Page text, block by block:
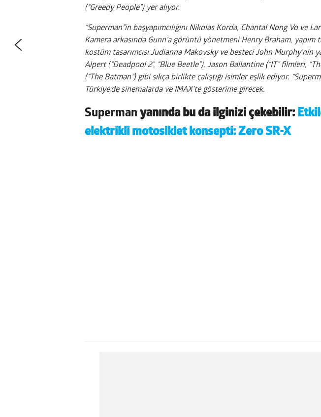
(“Greedy People”) yer alıyor.
“Superman”in başyapımcılığını Nikolas Korda, Chantal Nong Vo ve
Kamera arkasında Gunn’a görüntü yönetmeni Henry Braham, yapım
kostüm tasarımcısı Judianna Makovsky ve besteci John Murphy’nin
Alpert (“Deadpool 2”, “Blue Beetle”), Jason Ballantine (“IT” filmleri,
(“The Batman”) gibi sıkça birlikte çalıştığı isimler eşlik ediyor.
Türkiye’de sinemalarda ve IMAX’te gösterime girecek.
Superman yanında bu da ilginizi çekebilir:
elektrikli motosiklet konsepti: Zero SR-X